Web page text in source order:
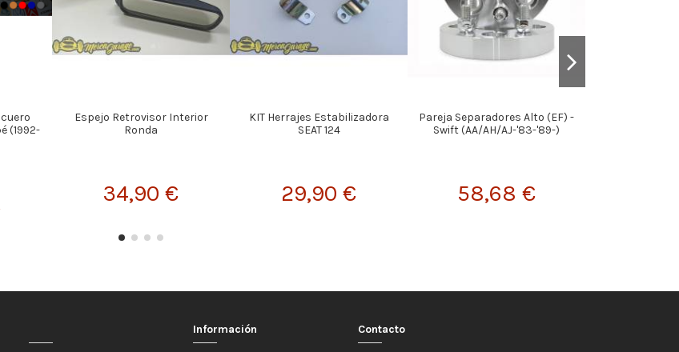
(1992-
Espejo Retrovisor Interior
Ronda
34,90 €
KIT Herrajes Estabilizadora
SEAT 124
29,90 €
Pareja Separadores Alto (EF) -
Swift (AA/AH/AJ-'83-'89-)
58,68 €
Información Contacto